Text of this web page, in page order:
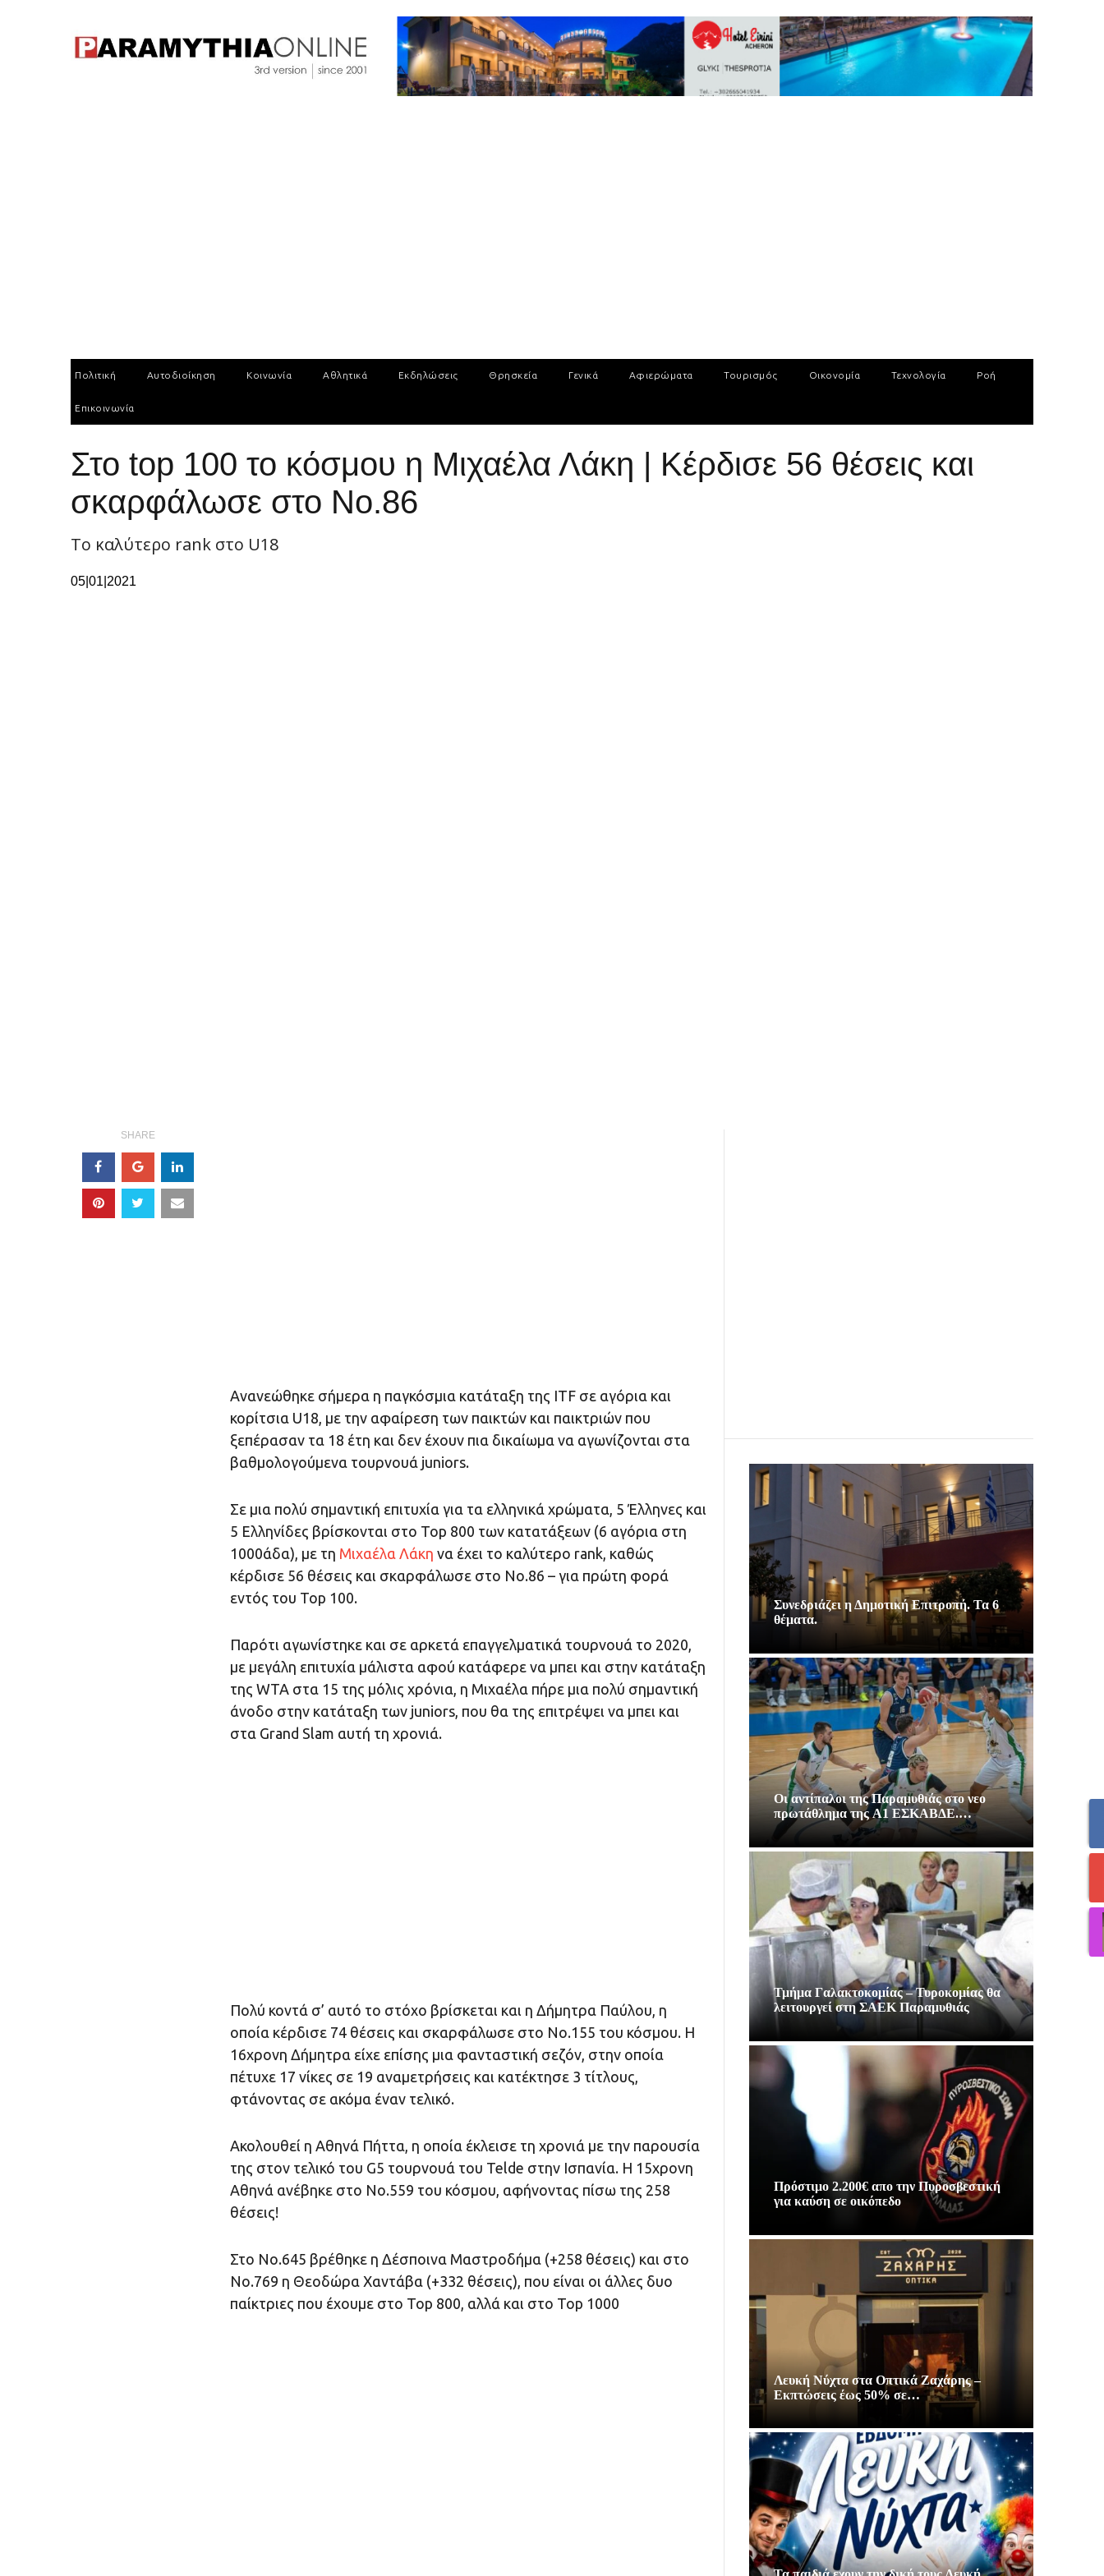
Πολιτική Αυτοδιοίκηση Κοινωνία Αθλητικά Εκδηλώσεις Θρησκεία Γενικά Αφιερώματα Τουρισμός Οικονομία Τεχνολογία Ροή
Επικοινωνία
Στο top 100 το κόσμου η Μιχαέλα Λάκη | Κέρδισε 56 θέσεις και
σκαρφάλωσε στο Νο.86
Το καλύτερο rank στο U18
05|01|2021
SHARE
Ανανεώθηκε σήμερα η παγκόσμια κατάταξη της ITF σε αγόρια και
κορίτσια U18, με την αφαίρεση των παικτών και παικτριών που
ξεπέρασαν τα 18 έτη και δεν έχουν πια δικαίωμα να αγωνίζονται στα
βαθμολογούμενα τουρνουά juniors.
Σε μια πολύ σημαντική επιτυχία για τα ελληνικά χρώματα, 5 Έλληνες και
5 Ελληνίδες βρίσκονται στο Top 800 των κατατάξεων (6 αγόρια στη
1000άδα), με τη Μιχαέλα Λάκη να έχει το καλύτερο rank, καθώς
κέρδισε 56 θέσεις και σκαρφάλωσε στο Νο.86 – για πρώτη φορά
εντός του Top 100.
Παρότι αγωνίστηκε και σε αρκετά επαγγελματικά τουρνουά το 2020,
με μεγάλη επιτυχία μάλιστα αφού κατάφερε να μπει και στην κατάταξη
της WTA στα 15 της μόλις χρόνια, η Μιχαέλα πήρε μια πολύ σημαντική
άνοδο στην κατάταξη των juniors, που θα της επιτρέψει να μπει και
στα Grand Slam αυτή τη χρονιά.
Πολύ κοντά σ’ αυτό το στόχο βρίσκεται και η Δήμητρα Παύλου, η
οποία κέρδισε 74 θέσεις και σκαρφάλωσε στο Νο.155 του κόσμου. Η
16χρονη Δήμητρα είχε επίσης μια φανταστική σεζόν, στην οποία
πέτυχε 17 νίκες σε 19 αναμετρήσεις και κατέκτησε 3 τίτλους,
φτάνοντας σε ακόμα έναν τελικό.
Ακολουθεί η Αθηνά Πήττα, η οποία έκλεισε τη χρονιά με την παρουσία
της στον τελικό του G5 τουρνουά του Telde στην Ισπανία. Η 15χρονη
Αθηνά ανέβηκε στο Νο.559 του κόσμου, αφήνοντας πίσω της 258
θέσεις!
Στο Νο.645 βρέθηκε η Δέσποινα Μαστροδήμα (+258 θέσεις) και στο
Νο.769 η Θεοδώρα Χαντάβα (+332 θέσεις), που είναι οι άλλες δυο
παίκτριες που έχουμε στο Top 800, αλλά και στο Top 1000
Συνεδριάζει η Δημοτική Επιτροπή. Τα 6
θέματα.
Οι αντίπαλοι της Παραμυθιάς στο νεο
πρωτάθλημα της A1 ΕΣΚΑΒΔΕ.…
Τμήμα Γαλακτοκομίας – Τυροκομίας θα
λειτουργεί στη ΣΑΕΚ Παραμυθιάς
Πρόστιμο 2.200€ απο την Πυροσβεστική
για καύση σε οικόπεδο
Λευκή Νύχτα στα Οπτικά Ζαχάρης –
Εκπτώσεις έως 50% σε…